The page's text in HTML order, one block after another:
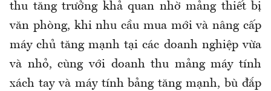
thu tăng trưởng khả quan nhờ mảng thiết bị
văn phòng, khi nhu cầu mua mới và nâng cấp
máy chủ tăng mạnh tại các doanh nghiệp vừa
và nhỏ, cùng với doanh thu mảng máy tính
xách tay và máy tính bảng tăng mạnh, bù đắp